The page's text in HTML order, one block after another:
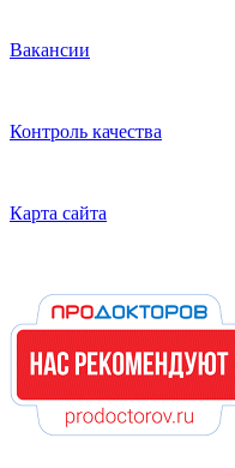
Вакансии
Контроль качества
Карта сайта